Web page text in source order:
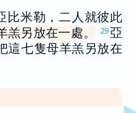
比米勒，二人就彼此
羔另放在一處。 29 亞
這七隻母羊羔另放在